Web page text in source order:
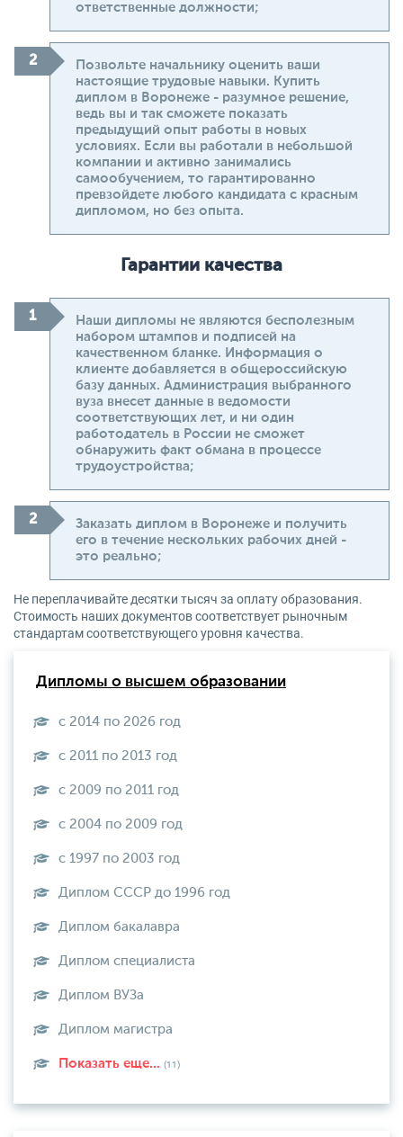
ответственные должности;
Позвольте начальнику оценить ваши
настоящие трудовые навыки. Купить
диплом в Воронеже - разумное решение,
ведь вы и так сможете показать
предыдущий опыт работы в новых
условиях. Если вы работали в небольшой
компании и активно занимались
самообучением, то гарантированно
превзойдете любого кандидата с красным
дипломом, но без опыта.
Гарантии качества
Наши дипломы не являются бесполезным
набором штампов и подписей на
качественном бланке. Информация о
клиенте добавляется в общероссийскую
базу данных. Администрация выбранного
вуза внесет данные в ведомости
соответствующих лет, и ни один
работодатель в России не сможет
обнаружить факт обмана в процессе
трудоустройства;
Заказать диплом в Воронеже и получить
его в течение нескольких рабочих дней -
это реально;
Не переплачивайте десятки тысяч за оплату образования.
Стоимость наших документов соответствует рыночным
стандартам соответствующего уровня качества.
Дипломы о высшем образовании
с 2014 по 2026 год
с 2011 по 2013 год
с 2009 по 2011 год
с 2004 по 2009 год
с 1997 по 2003 год
Диплом СССР до 1996 год
Диплом бакалавра
Диплом специалиста
Диплом ВУЗа
Диплом магистра
Показать еще... (11)